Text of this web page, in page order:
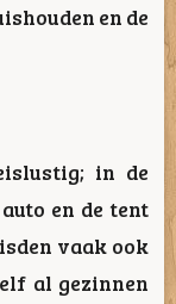
en de
in de
en de tent
vaak ook
al gezinnen